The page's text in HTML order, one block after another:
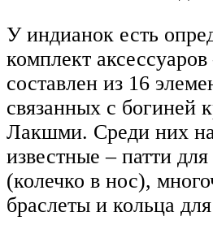
У индианок есть
комплект
составлен из 16
связанных с богиней
Лакшми. Среди них
известные – патти
(колечко в нос),
браслеты и кольца